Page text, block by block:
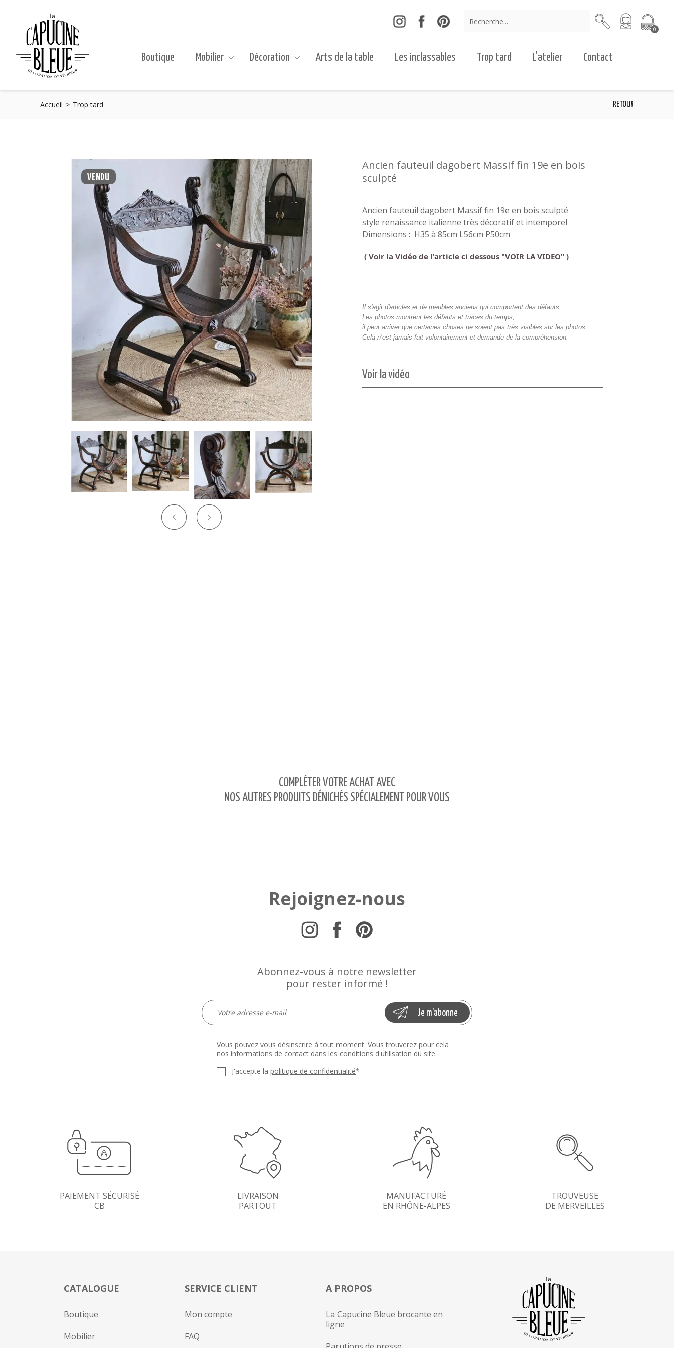
0
Boutique Mobilier Décoration Arts de la table Les inclassables Trop tard L'atelier Contact
RETOUR
Accueil Trop tard
VENDU
Ancien fauteuil dagobert Massif fin 19e en bois
sculpté
Ancien fauteuil dagobert Massif fin 19e en bois sculpté
style renaissance italienne très décoratif et intemporel
Dimensions : H35 à 85cm L56cm P50cm
( Voir la Vidéo de l'article ci dessous "VOIR LA VIDEO" )
Il s'agit d'articles et de meubles anciens qui comportent des défauts,
Les photos montrent les défauts et traces du temps,
il peut arriver que certaines choses ne soient pas très visibles sur les photos.
Cela n’est jamais fait volontairement et demande de la compréhension.
Voir la vidéo
COMPLÉTER VOTRE ACHAT AVEC
NOS AUTRES PRODUITS DÉNICHÉS SPÉCIALEMENT POUR VOUS
Rejoignez-nous
Abonnez-vous à notre newsletter
pour rester informé !
Vous pouvez vous désinscrire à tout moment. Vous trouverez pour cela
nos informations de contact dans les conditions d'utilisation du site.
J'accepte la politique de confidentialité*
PAIEMENT SÉCURISÉ
CB
LIVRAISON
PARTOUT
MANUFACTURÉ
EN RHÔNE-ALPES
TROUVEUSE
DE MERVEILLES
CATALOGUE
Mobilier
Boutique
SERVICE CLIENT
FAQ
Mon compte
A PROPOS
La Capucine Bleue brocante en
ligne